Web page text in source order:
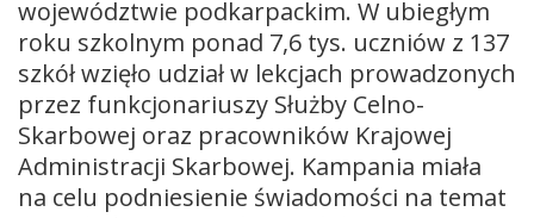
województwie podkarpackim. W ubiegłym
roku szkolnym ponad 7,6 tys. uczniów z 137
szkół wzięło udział w lekcjach prowadzonych
przez funkcjonariuszy Służby Celno-
Skarbowej oraz pracowników Krajowej
Administracji Skarbowej. Kampania miała
na celu podniesienie świadomości na temat